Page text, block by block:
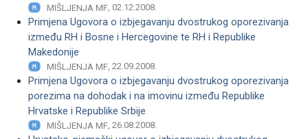
MIŠLJENJA MF , 02.12.2008.
Primjena Ugovora o izbjegavanju dvostrukog oporezivanja
između RH i Bosne i Hercegovine te RH i Republike
Makedonije
MIŠLJENJA MF , 22.09.2008.
Primjena Ugovora o izbjegavanju dvostrukog oporezivanja
porezima na dohodak i na imovinu između Republike
Hrvatske i Republike Srbije
MIŠLJENJA MF , 26.08.2008.